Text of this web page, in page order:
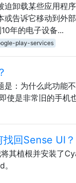
迫卸载某些应用程
告诉它移动到外
年的电子设备...
play-services
：为什么此功能
是非常旧的手机
回Sense UI？
其植根并安装了